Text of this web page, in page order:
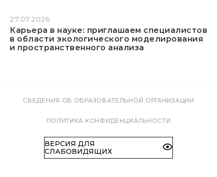
27.07.2026
Карьера в науке: приглашаем специалистов
в области экологического моделирования
и пространственного анализа
СВЕДЕНИЯ ОБ ОБРАЗОВАТЕЛЬНОЙ ОРГАНИЗАЦИИ
ПОЛИТИКА КОНФИДЕНЦИАЛЬНОСТИ
ВЕРСИЯ ДЛЯ
СЛАБОВИДЯЩИХ